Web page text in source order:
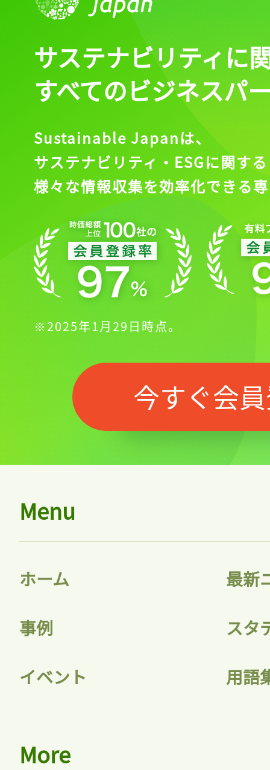
記事をお気に入りに
ログインが必
会員登録
サステナビリティに
すべてのビジネスパ
Sustainable Japanは、
サステナビリティ・ESGに関する
様々な情報収集を効率化できる
※2025年1月29日時点。
今すぐ会
Menu
ホーム 最新
事例 スタ
イベント 用語
More